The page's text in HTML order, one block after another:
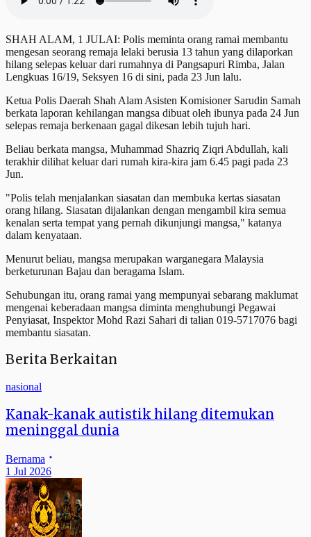
SHAH ALAM, 1 JULAI: Polis meminta orang ramai membantu
mengesan seorang remaja lelaki berusia 13 tahun yang dilaporkan
hilang selepas keluar dari rumahnya di Pangsapuri Rimba, Jalan
Lengkuas 16/19, Seksyen 16 di sini, pada 23 Jun lalu.
Ketua Polis Daerah Shah Alam Asisten Komisioner Sarudin Samah
berkata laporan kehilangan mangsa dibuat oleh ibunya pada 24 Jun
selepas remaja berkenaan gagal dikesan lebih tujuh hari.
Beliau berkata mangsa, Muhammad Shazriq Ziqri Abdullah, kali
terakhir dilihat keluar dari rumah kira-kira jam 6.45 pagi pada 23
Jun.
"Polis telah menjalankan siasatan dan membuka kertas siasatan
orang hilang. Siasatan dijalankan dengan mengambil kira semua
kenalan serta tempat yang pernah dikunjungi mangsa," katanya
dalam kenyataan.
Menurut beliau, mangsa merupakan warganegara Malaysia
berketurunan Bajau dan beragama Islam.
Sehubungan itu, orang ramai yang mempunyai sebarang maklumat
mengenai keberadaan mangsa diminta menghubungi Pegawai
Penyiasat, Inspektor Mohd Razi Sahari di talian 019-5717076 bagi
membantu siasatan.
Berita Berkaitan
nasional
Kanak-kanak autistik hilang ditemukan
meninggal dunia
Bernama
1 Jul 2026